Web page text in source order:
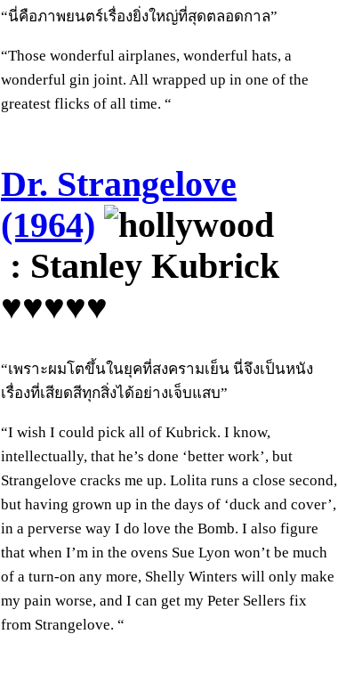
“นี่คือภาพยนตร์เรื่องยิ่งใหญ่ที่สุดตลอดกาล”
“Those wonderful airplanes, wonderful hats, a
wonderful gin joint. All wrapped up in one of the
greatest flicks of all time. “
Dr. Strangelove
(1964)
: Stanley Kubrick
♥♥♥♥♥
“เพราะผมโตขึ้นในยุคที่สงครามเย็น นี่จึงเป็นหนัง
เรื่องที่เสียดสีทุกสิ่งได้อย่างเจ็บแสบ”
“I wish I could pick all of Kubrick. I know,
intellectually, that he’s done ‘better work’, but
Strangelove cracks me up. Lolita runs a close second,
but having grown up in the days of ‘duck and cover’,
in a perverse way I do love the Bomb. I also figure
that when I’m in the ovens Sue Lyon won’t be much
of a turn-on any more, Shelly Winters will only make
my pain worse, and I can get my Peter Sellers fix
from Strangelove. “